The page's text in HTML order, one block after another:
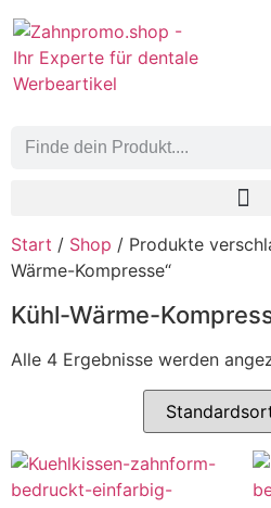
Start / Shop / Produkte
Wärme-Kompresse“
Kühl-Wärme-
Alle 4 Ergebnisse werden